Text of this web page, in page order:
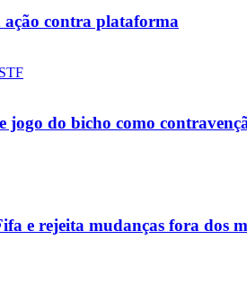
contra plataforma
do bicho como
e rejeita mudanças fora dos